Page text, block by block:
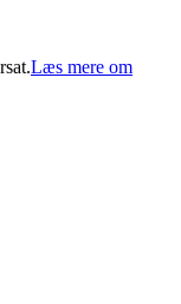
Læs mere om